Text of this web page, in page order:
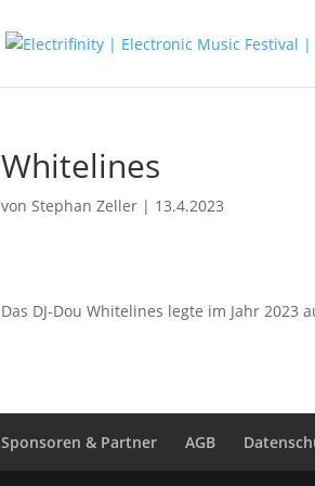
Whitelines
vonStephan Zeller | 13.4.2023
Das DJ-Dou Whitelines legte im Jahr 2023
Sponsoren & Partner AGB